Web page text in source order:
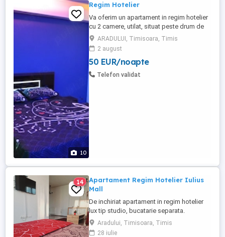
10
Regim Hotelier
Va oferim un apartament in regim hotelier
cu 2 camere, utilat, situat peste drum de
Iulius Mall la etajul 1 cu lift. Apartamentul
este clasificat de Ministerul
Turismului,notat cu 9.6 pe Booking se
emite factura. Cazare minim 3 nopti, pret
250 ron noapte, perioadelor mai lungi se
ARADULUI, Timisoara, Timis
2 august
50 EUR/noapte
Telefon validat
14
Apartament Regim Hotelier Iulius
Mall
De inchiriat apartament in regim hotelier
lux tip studio, bucatarie separata.
Apartamentul se afla la bloc nou imobilul
dispune de 2 lifturi, parcare privata cu
Aradului, Timisoara, Timis
28 iulie